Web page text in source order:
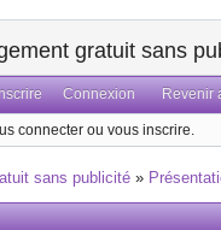
gratuit sans
Connexion Revenir
connecter ou vous inscrire.
sans publicité »